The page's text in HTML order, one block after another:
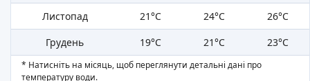
Листопад
21°C 24°C
26°C
Грудень
19°C 21°C 23°C
* Натисніть на місяць, щоб переглянути детальні дані про
температуру води.